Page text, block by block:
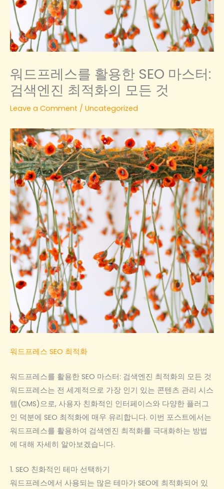
워드프레스를 활용한 SEO 마스터:
검색엔진 최적화의 모든 것
Leave a Comment / Uncategorized
워드프레스 SEO 최적화
워드프레스를 활용한 SEO 마스터: 검색엔진 최적화의 모든 것
워드프레스는 전 세계적으로 가장 인기 있는 콘텐츠 관리 시스
템(CMS)으로, 사용자 친화적인 인터페이스와 다양한 플러그
인 덕분에 SEO 최적화에 매우 유리합니다. 이번 포스트에서는
워드프레스를 활용하여 검색엔진 최적화를 극대화하는 방법
에 대해 자세히 알아보겠습니다.
1. SEO 친화적인 테마 선택하기
워드프레스에서 사용되는 많은 테마가 SEO에 최적화되어 있